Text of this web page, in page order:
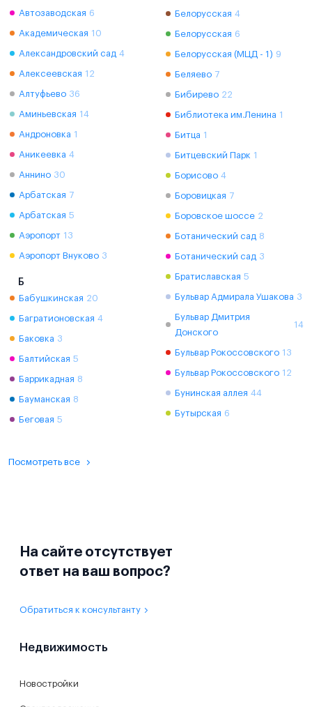
Автозаводская 6
Академическая 10
Александровский сад 4
Алексеевская 12
Алтуфьево 36
Аминьевская 14
Андроновка 1
Аникеевка 4
Аннино 30
Арбатская 7
Арбатская 5
Аэропорт 13
Аэропорт Внуково 3
Б
Бабушкинская 20
Багратионовская 4
Баковка 3
Балтийская 5
Баррикадная 8
Бауманская 8
Беговая 5
Белорусская 4
Белорусская 6
Белорусская (МЦД - 1) 9
Беляево 7
Бибирево 22
Библиотека им.Ленина 1
Битца 1
Битцевский Парк 1
Борисово 4
Боровицкая 7
Боровское шоссе 2
Ботанический сад 8
Ботанический сад 3
Братиславская 5
Бульвар Адмирала Ушакова 3
Бульвар Дмитрия
Донского
14
Бульвар Рокоссовского 13
Бульвар Рокоссовского 12
Бунинская аллея 44
Бутырская 6
Посмотреть все
На сайте отсутствует
ответ на ваш вопрос?
Обратиться к консультанту
Недвижимость
Новостройки